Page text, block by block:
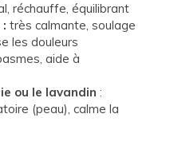
réchauffe, équilibrant
très calmante, soulage
les douleurs
aide à
ou le lavandin :
(peau), calme la